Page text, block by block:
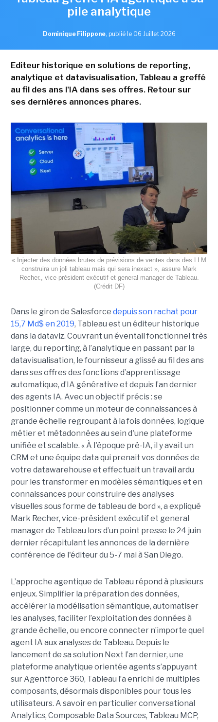
pile analytique
Dominique Filippone, publié le 06 Juillet 2026
Editeur historique en solutions de reporting,
analytique et datavisualisation, Tableau a greffé
au fil des ans l'IA dans ses offres. Retour sur
ses dernières annonces phares.
« Injecter des données brutes de prévisions de ventes dans des LLM
construira un joli tableau mais qui sera inexact », assure Mark
Recher., vice-président exécutif et general manager de Tableau.
(Crédit DF)
Dans le giron de Salesforce depuis son rachat pour
15,7 Md$ en 2019, Tableau est un éditeur historique
dans la dataviz. Couvrant un éventail fonctionnel très
large, du reporting, à l’analytique en passant par la
datavisualisation, le fournisseur a glissé au fil des ans
dans ses offres des fonctions d’apprentissage
automatique, d’IA générative et depuis l’an dernier
des agents IA. Avec un objectif précis : se
positionner comme un moteur de connaissances à
grande échelle regroupant à la fois données, logique
métier et métadonnées au sein d'une plateforme
unifiée et scalable. « À l'époque pré-IA, il y avait un
CRM et une équipe data qui prenait vos données de
votre datawarehouse et effectuait un travail ardu
pour les transformer en modèles sémantiques et en
connaissances pour construire des analyses
visuelles sous forme de tableau de bord », a expliqué
Mark Recher, vice-président exécutif et general
manager de Tableau lors d’un point presse le 24 juin
dernier récapitulant les annonces de la dernière
conférence de l'éditeur du 5-7 mai à San Diego.
L’approche agentique de Tableau répond à plusieurs
enjeux. Simplifier la préparation des données,
accélérer la modélisation sémantique, automatiser
les analyses, faciliter l’exploitation des données à
grande échelle, ou encore connecter n’importe quel
agent IA aux analyses de Tableau. Depuis le
lancement de sa solution Next l’an dernier, une
plateforme analytique orientée agents s’appuyant
sur Agentforce 360, Tableau l’a enrichi de multiples
composants, désormais disponibles pour tous les
utilisateurs. A savoir en particulier conversational
Analytics, Composable Data Sources, Tableau MCP,